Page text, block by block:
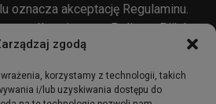
zgodą
korzystamy z technologii, takich
i/lub uzyskiwania dostępu do
oznacza akceptację Regulaminu.
sposób opisany wPolityce Plików
Cookie